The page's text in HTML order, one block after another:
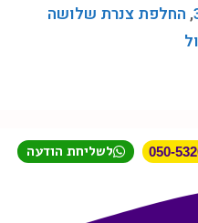
, החלפת צנרת שלושה
לשליחת הודעה